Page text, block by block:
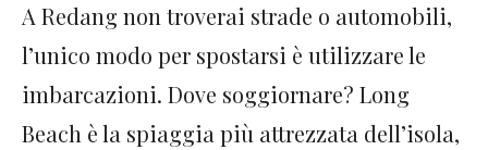
A Redang non troverai strade o automobili,
l’unico modo per spostarsi è utilizzare le
imbarcazioni. Dove soggiornare? Long
Beach è la spiaggia più attrezzata dell’isola,